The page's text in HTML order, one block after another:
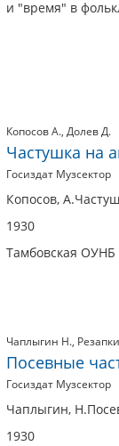
и "время" в
Копосов А., Долев Д.
Частушка на
Госиздат Музсектор
Копосов,
1930
Тамбовская ОУНБ
Чаплыгин Н.,
Посевные
Госиздат Музсектор
Чаплыгин,
1930